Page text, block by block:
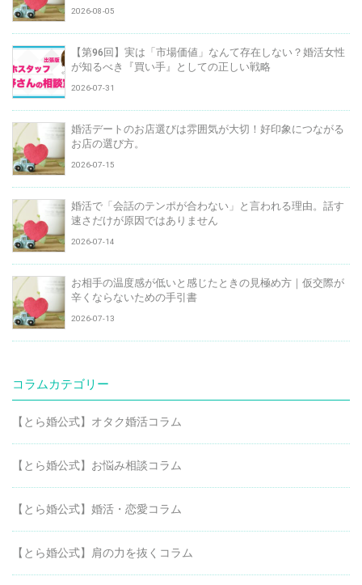
2026-08-05
【第96回】実は「市場価値」なんて存在しない？婚活女性
が知るべき『買い手』としての正しい戦略
2026-07-31
婚活デートのお店選びは雰囲気が大切！好印象につながる
お店の選び方。
2026-07-15
婚活で「会話のテンポが合わない」と言われる理由。話す
速さだけが原因ではありません
2026-07-14
お相手の温度感が低いと感じたときの見極め方｜仮交際が
辛くならないための手引書
2026-07-13
コラムカテゴリー
【とら婚公式】オタク婚活コラム
【とら婚公式】お悩み相談コラム
【とら婚公式】婚活・恋愛コラム
【とら婚公式】肩の力を抜くコラム